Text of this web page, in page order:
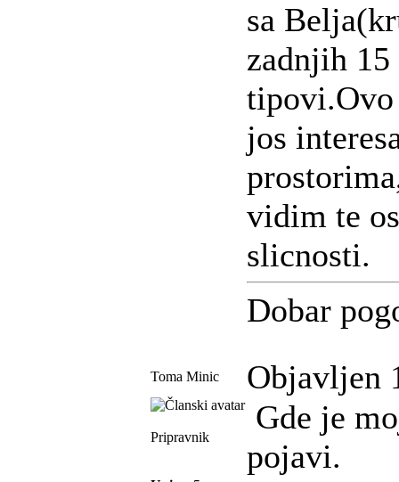
sa
zadnjih
tipovi.Ovo
jos
vidim te
slicnosti.
Dobar
Toma Minic Objavljen
Pripravnik
Gde je
pojavi.